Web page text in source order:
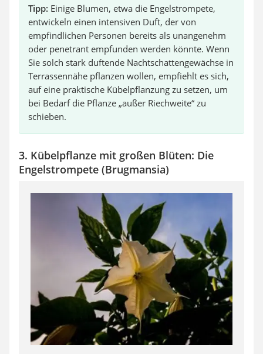
Tipp: Einige Blumen, etwa die Engelstrompete,
entwickeln einen intensiven Duft, der von
empfindlichen Personen bereits als unangenehm
oder penetrant empfunden werden könnte. Wenn
Sie solch stark duftende Nachtschattengewächse in
Terrassennähe pflanzen wollen, empfiehlt es sich,
auf eine praktische Kübelpflanzung zu setzen, um
bei Bedarf die Pflanze „außer Riechweite“ zu
schieben.
3. Kübelpflanze mit großen Blüten: Die
Engelstrompete (Brugmansia)